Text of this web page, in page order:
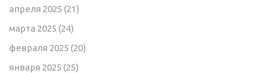
апреля 2025 (21)
марта 2025 (24)
февраля 2025 (20)
января 2025 (25)